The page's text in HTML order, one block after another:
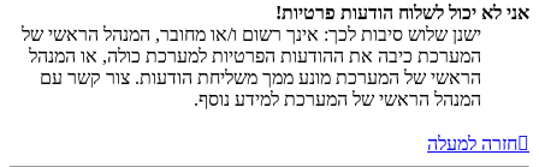
אני לא יכול לשלוח הודעות פרטיות!
ישנן שלוש סיבות לכך: אינך רשום ו/או מחובר, המנהל הראשי של
המערכת כיבה את ההודעות הפרטיות למערכת כולה, או המנהל
הראשי של המערכת מונע ממך משליחת הודעות. צור קשר עם
המנהל הראשי של המערכת למידע נוסף.
חזרה למעלה